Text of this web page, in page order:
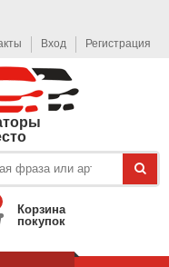
Вход Регистрация
Корзина
покупок